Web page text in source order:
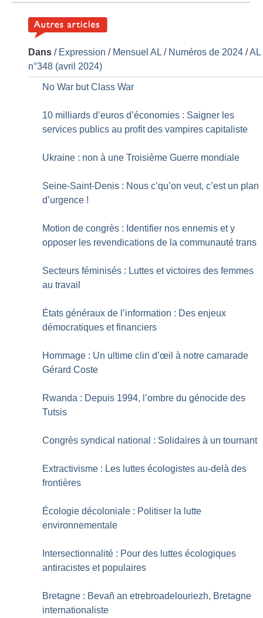
Dans / Expression / Mensuel AL / Numéros de 2024 /AL
n°348 (avril 2024)
No War but Class War
10 milliards d’euros d’économies : Saigner les
services publics au profit des vampires capitaliste
Ukraine : non à une Troisième Guerre mondiale
Seine-Saint-Denis : Nous c’qu’on veut, c’est un plan
d’urgence !
Motion de congrès : Identifier nos ennemis et y
opposer les revendications de la communauté trans
Secteurs féminisés : Luttes et victoires des femmes
au travail
États généraux de l’information : Des enjeux
démocratiques et financiers
Hommage : Un ultime clin d’œil à notre camarade
Gérard Coste
Rwanda : Depuis 1994, l’ombre du génocide des
Tutsis
Congrès syndical national : Solidaires à un tournant
Extractivisme : Les luttes écologistes au-delà des
frontières
Écologie décoloniale : Politiser la lutte
environnementale
Intersectionnalité : Pour des luttes écologiques
antiracistes et populaires
Bretagne : Bevañ an etrebroadelouriezh, Bretagne
internationaliste